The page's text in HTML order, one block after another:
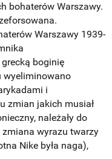
bohaterów Warszawy.
Warszawy 1939-
boginię
wyeliminowano
i
zmian jakich musiał
należały do
zmiana wyrazu twarzy
Nike była naga),